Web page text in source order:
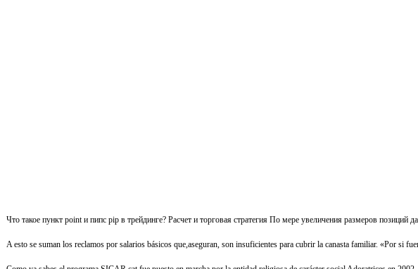
Что такое пункт point и пипс pip в трейдинге? Расчет и торговая стратегия По мере увеличения размеров
A esto se suman los reclamos por salarios básicos que,aseguran, son insuficientes para cubrir la canasta familiar. «Por si